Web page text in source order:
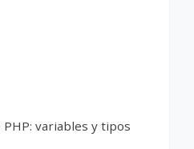
variables y tipos